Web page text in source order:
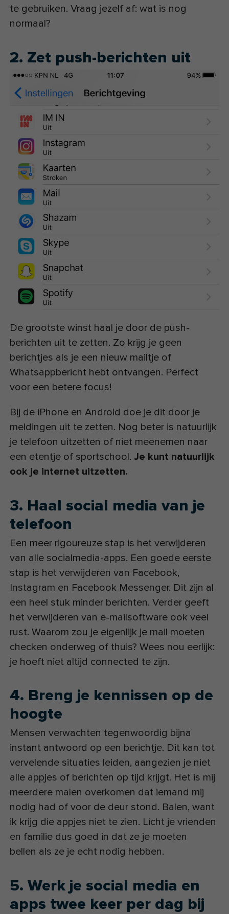
te gebruiken. Vraag jezelf af: wat is nog
normaal?
2. Zet push-berichten uit
De grootste winst haal je door de push-
berichten uit te zetten. Zo krijg je geen
berichtjes als je een nieuw mailtje of
Whatsappbericht hebt ontvangen. Perfect
voor een betere focus!
Bij de iPhone en Android doe je dit door je
meldingen uit te zetten. Nog beter is natuurlijk
je telefoon uitzetten of niet meenemen naar
een etentje of sportschool. Je kunt natuurlijk
ook je internet uitzetten.
3. Haal social media van je
telefoon
Een meer rigoureuze stap is het verwijderen
van alle socialmedia-apps. Een goede eerste
stap is het verwijderen van Facebook,
Instagram en Facebook Messenger. Dit zijn al
een heel stuk minder berichten. Verder geeft
het verwijderen van e-mailsoftware ook veel
rust. Waarom zou je eigenlijk je mail moeten
checken onderweg of thuis? Wees nou eerlijk:
je hoeft niet altijd connected te zijn.
4. Breng je kennissen op de
hoogte
Mensen verwachten tegenwoordig bijna
instant antwoord op een berichtje. Dit kan tot
vervelende situaties leiden, aangezien je niet
alle appjes of berichten op tijd krijgt. Het is mij
meerdere malen overkomen dat iemand mij
nodig had of voor de deur stond. Balen, want
ik krijg die appjes niet te zien. Licht je vrienden
en familie dus goed in dat ze je moeten
bellen als ze je echt nodig hebben.
5. Werk je social media en
apps twee keer per dag bij